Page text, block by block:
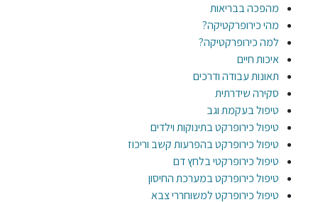
מהפכה בבריאות
מהי כירופרקטיקה?
למה כירופרקטיקה?
איכות חיים
תאונות עבודה ודרכים
סקירה שידרתית
טיפול בעקמת וגב
טיפול כירופרקט בתינוקות וילדים
טיפול כירופרקט בהפרעות קשב וריכוז
טיפול כירופרקטי בלחץ דם
טיפול כירופרקט במערכת החיסון
טיפול כירופרקט למשוחררי צבא